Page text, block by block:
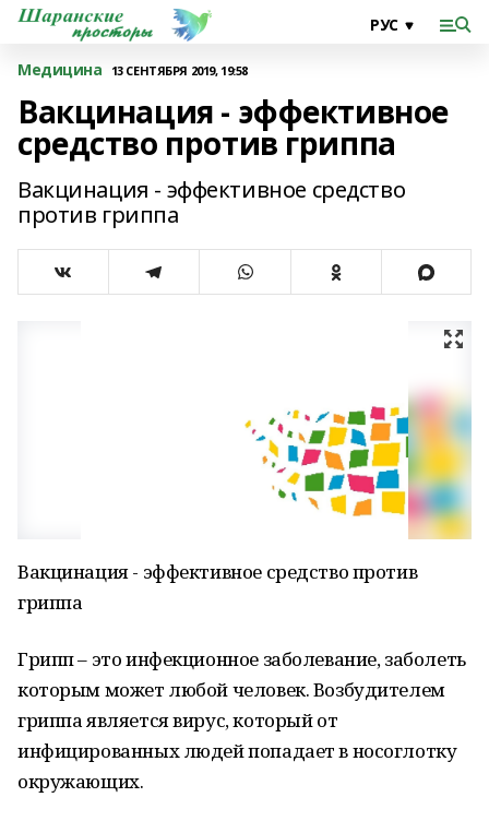
Медицина 13 СЕНТЯБРЯ 2019, 19:58
Вакцинация - эффективное
средство против гриппа
Вакцинация - эффективное средство
против гриппа
Вакцинация - эффективное средство против
гриппа
Грипп – это инфекционное заболевание, заболеть
которым может любой человек. Возбудителем
гриппа является вирус, который от
инфицированных людей попадает в носоглотку
окружающих.